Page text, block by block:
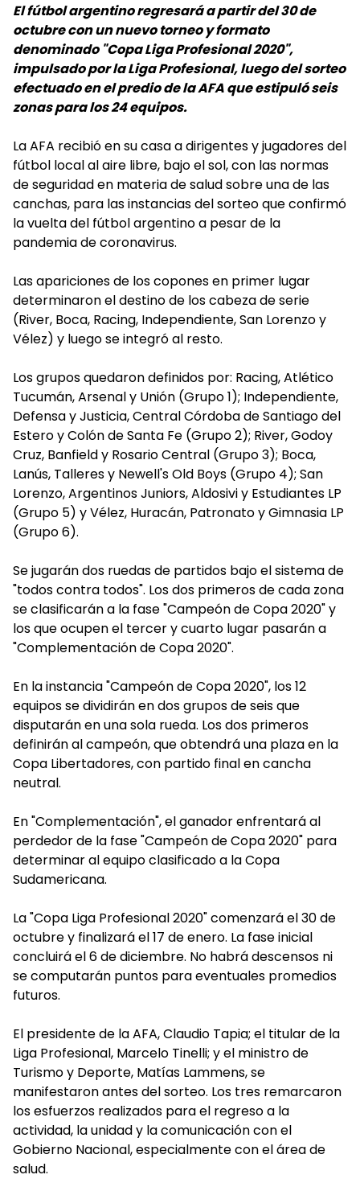
El fútbol argentino regresará a partir del 30 de
octubre con un nuevo torneo y formato
denominado "Copa Liga Profesional 2020",
impulsado por la Liga Profesional, luego del sorteo
efectuado en el predio de la AFA que estipuló seis
zonas para los 24 equipos.
La AFA recibió en su casa a dirigentes y jugadores del
fútbol local al aire libre, bajo el sol, con las normas
de seguridad en materia de salud sobre una de las
canchas, para las instancias del sorteo que confirmó
la vuelta del fútbol argentino a pesar de la
pandemia de coronavirus.
Las apariciones de los copones en primer lugar
determinaron el destino de los cabeza de serie
(River, Boca, Racing, Independiente, San Lorenzo y
Vélez) y luego se integró al resto.
Los grupos quedaron definidos por: Racing, Atlético
Tucumán, Arsenal y Unión (Grupo 1); Independiente,
Defensa y Justicia, Central Córdoba de Santiago del
Estero y Colón de Santa Fe (Grupo 2); River, Godoy
Cruz, Banfield y Rosario Central (Grupo 3); Boca,
Lanús, Talleres y Newell's Old Boys (Grupo 4); San
Lorenzo, Argentinos Juniors, Aldosivi y Estudiantes LP
(Grupo 5) y Vélez, Huracán, Patronato y Gimnasia LP
(Grupo 6).
Se jugarán dos ruedas de partidos bajo el sistema de
"todos contra todos". Los dos primeros de cada zona
se clasificarán a la fase "Campeón de Copa 2020" y
los que ocupen el tercer y cuarto lugar pasarán a
"Complementación de Copa 2020".
En la instancia "Campeón de Copa 2020", los 12
equipos se dividirán en dos grupos de seis que
disputarán en una sola rueda. Los dos primeros
definirán al campeón, que obtendrá una plaza en la
Copa Libertadores, con partido final en cancha
neutral.
En "Complementación", el ganador enfrentará al
perdedor de la fase "Campeón de Copa 2020" para
determinar al equipo clasificado a la Copa
Sudamericana.
La "Copa Liga Profesional 2020" comenzará el 30 de
octubre y finalizará el 17 de enero. La fase inicial
concluirá el 6 de diciembre. No habrá descensos ni
se computarán puntos para eventuales promedios
futuros.
El presidente de la AFA, Claudio Tapia; el titular de la
Liga Profesional, Marcelo Tinelli; y el ministro de
Turismo y Deporte, Matías Lammens, se
manifestaron antes del sorteo. Los tres remarcaron
los esfuerzos realizados para el regreso a la
actividad, la unidad y la comunicación con el
Gobierno Nacional, especialmente con el área de
salud.